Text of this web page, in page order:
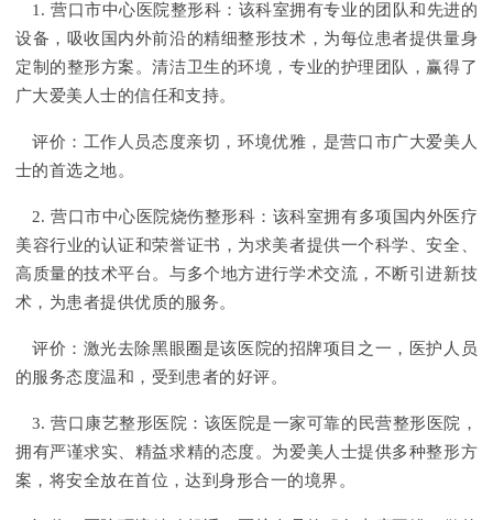
1. 营口市中心医院整形科：该科室拥有专业的团队和先进的
设备，吸收国内外前沿的精细整形技术，为每位患者提供量身
定制的整形方案。清洁卫生的环境，专业的护理团队，赢得了
广大爱美人士的信任和支持。
评价：工作人员态度亲切，环境优雅，是营口市广大爱美人
士的首选之地。
2. 营口市中心医院烧伤整形科：该科室拥有多项国内外医疗
美容行业的认证和荣誉证书，为求美者提供一个科学、安全、
高质量的技术平台。与多个地方进行学术交流，不断引进新技
术，为患者提供优质的服务。
评价：激光去除黑眼圈是该医院的招牌项目之一，医护人员
的服务态度温和，受到患者的好评。
3. 营口康艺整形医院：该医院是一家可靠的民营整形医院，
拥有严谨求实、精益求精的态度。为爱美人士提供多种整形方
案，将安全放在首位，达到身形合一的境界。